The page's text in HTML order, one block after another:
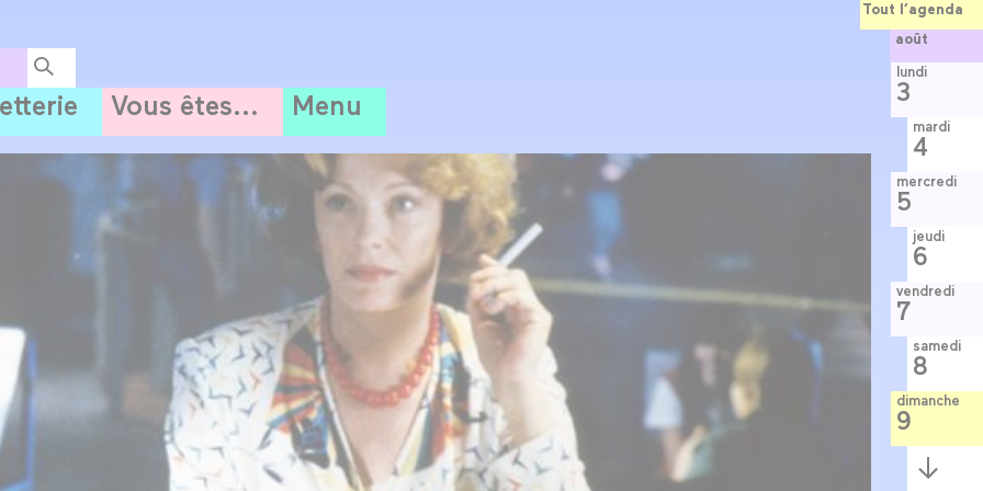
Vous êtes... Menu
Tout l’agenda
août
lundi
3
mardi
4
mercredi
5
jeudi
6
vendredi
7
samedi
8
dimanche
9
Semaine
suivante